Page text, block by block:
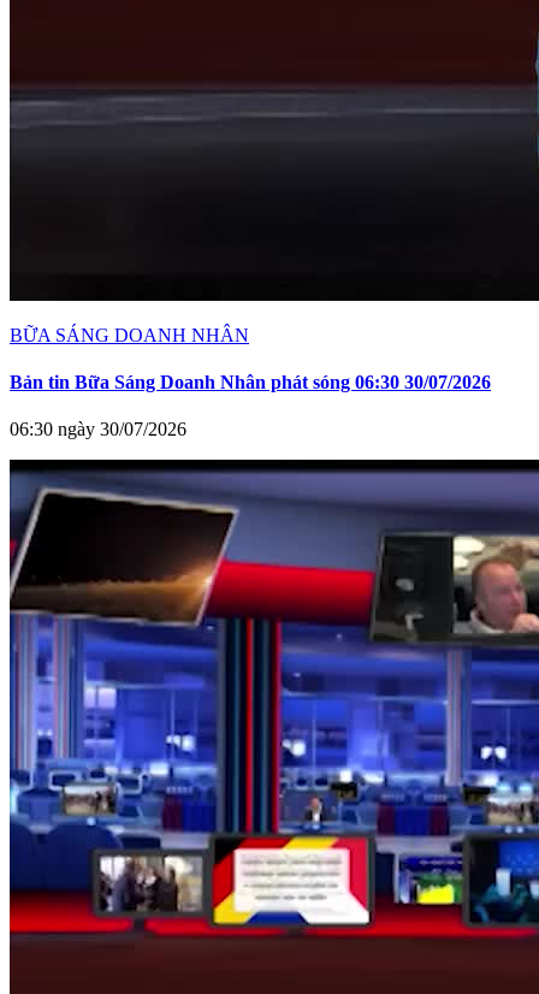
BỮA SÁNG DOANH NHÂN
Bản tin Bữa Sáng Doanh Nhân phát sóng 06:30 30/07/2026
06:30 ngày 30/07/2026